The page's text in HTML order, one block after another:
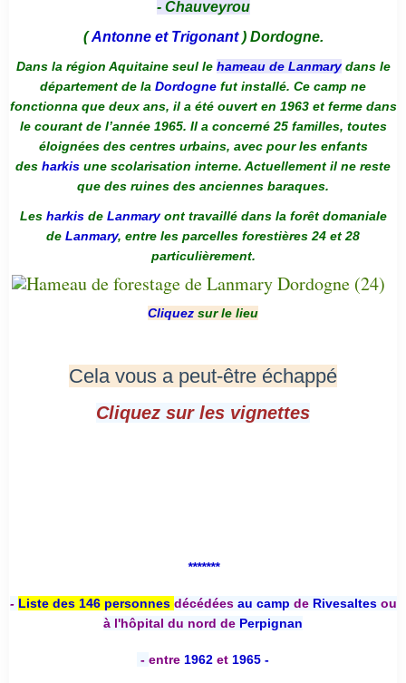
- Chauveyrou
(Antonne et Trigonant) Dordogne.
Dans la région Aquitaine seul le hameau de Lanmarydans le
département de la Dordogne fut installé. Ce camp ne
fonctionna que deux ans, il a été ouvert en 1963 et ferme dans
le courant de l’année 1965. Il a concerné 25 familles, toutes
éloignées des centres urbains, avec pour les enfants
des harkis une scolarisation interne. Actuellement il ne reste
que des ruines des anciennes baraques.
Les harkis de Lanmaryont travaillé dans la forêt domaniale
de Lanmary, entre les parcelles forestières 24 et 28
particulièrement.
Cliquez sur le lieu
Cela vous a peut-être échappé
Cliquez sur les vignettes
*******
- Liste des 146 personnes décédées au camp deRivesaltesou
à l'hôpital du nord de Perpignan
- entre 1962 et 1965 -